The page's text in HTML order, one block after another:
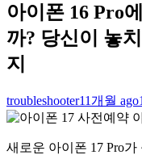
아이폰 16 Pro
까? 당신이 놓
지
troubleshooter11개월 ago
새로운 아이폰 17 Pro